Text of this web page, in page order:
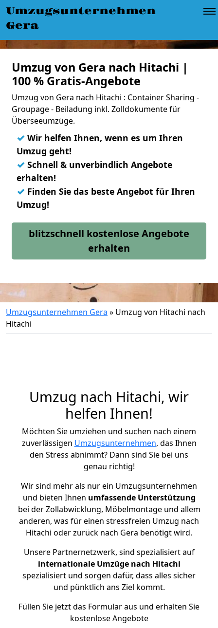
Umzugsunternehmen
Gera
Umzug von Gera nach Hitachi |
100 % Gratis-Angebote
Umzug von Gera nach Hitachi : Container Sharing -
Groupage - Beiladung inkl. Zolldokumente für
Überseeumzüge.
✓ Wir helfen Ihnen, wenn es um Ihren
Umzug geht!
✓ Schnell & unverbindlich Angebote
erhalten!
✓ Finden Sie das beste Angebot für Ihren
Umzug!
blitzschnell kostenlose Angebote
erhalten
Umzugsunternehmen Gera » Umzug von Hitachi nach
Hitachi
Umzug nach Hitachi, wir
helfen Ihnen!
Möchten Sie umziehen und suchen nach einem
zuverlässigen Umzugsunternehmen, das Ihnen
den Stress abnimmt? Dann sind Sie bei uns
genau richtig!
Wir sind mehr als nur ein Umzugsunternehmen
und bieten Ihnen umfassende Unterstützung
bei der Zollabwicklung, Möbelmontage und allem
anderen, was für einen stressfreien Umzug nach
Hitachi oder zurück nach Gera benötigt wird.
Unsere Partnernetzwerk, sind spezialisiert auf
internationale Umzüge nach Hitachi
spezialisiert und sorgen dafür, dass alles sicher
und pünktlich ans Ziel kommt.
Füllen Sie jetzt das Formular aus und erhalten Sie
kostenlose Angebote